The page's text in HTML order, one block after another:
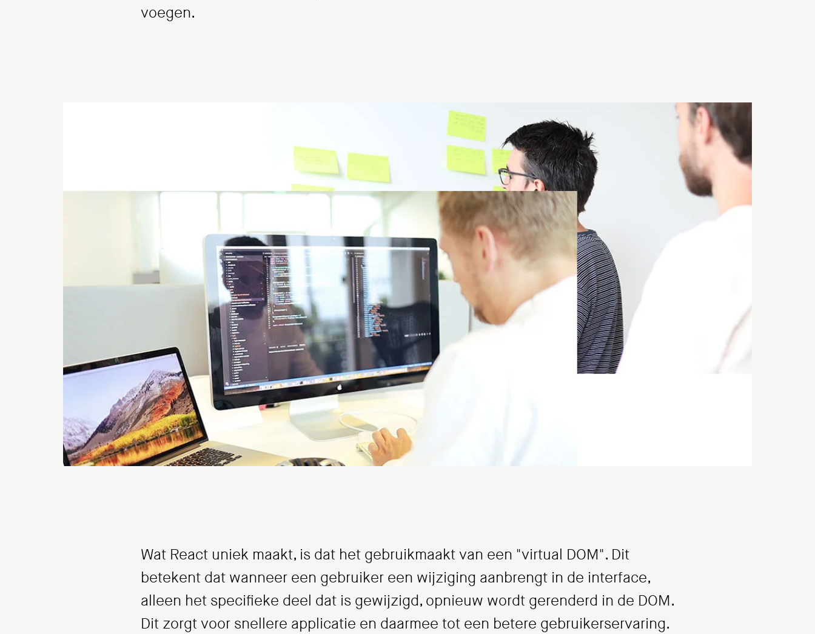
voegen.
Wat React uniek maakt, is dat het gebruikmaakt van een "virtual DOM". Dit
betekent dat wanneer een gebruiker een wijziging aanbrengt in de interface,
alleen het specifieke deel dat is gewijzigd, opnieuw wordt gerenderd in de DOM.
Dit zorgt voor snellere applicatie en daarmee tot een betere gebruikerservaring.